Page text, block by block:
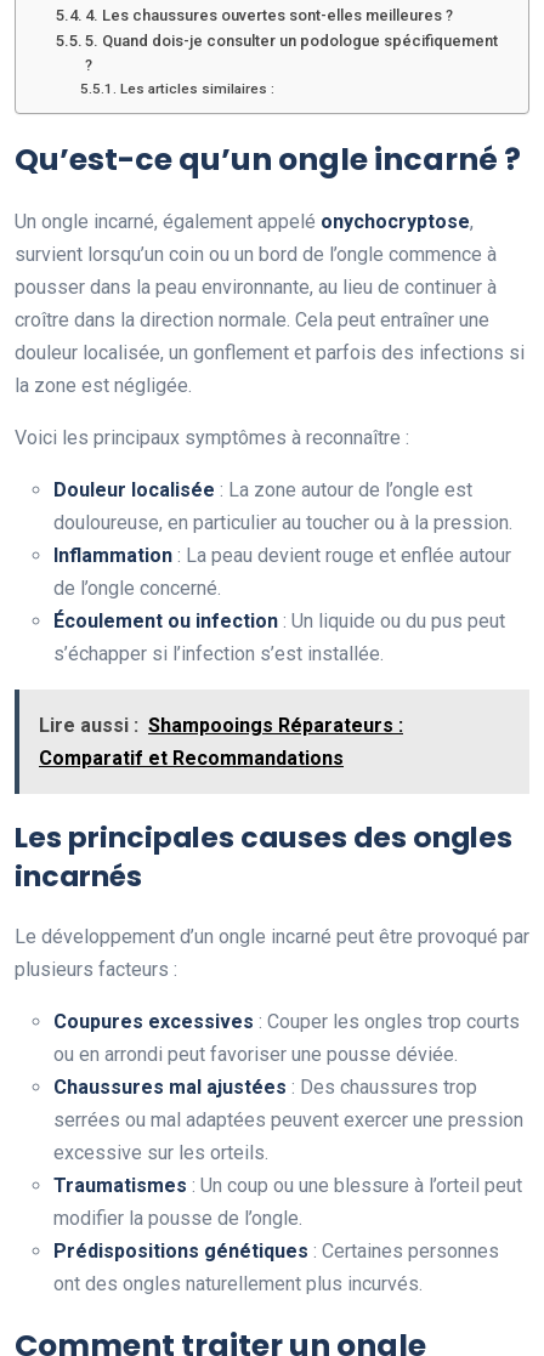
4. Les chaussures ouvertes sont-elles meilleures ?
5. Quand dois-je consulter un podologue spécifiquement
?
Les articles similaires :
Qu’est-ce qu’un ongle incarné ?
Un ongle incarné, également appelé onychocryptose,
survient lorsqu’un coin ou un bord de l’ongle commence à
pousser dans la peau environnante, au lieu de continuer à
croître dans la direction normale. Cela peut entraîner une
douleur localisée, un gonflement et parfois des infections si
la zone est négligée.
Voici les principaux symptômes à reconnaître :
Douleur localisée : La zone autour de l’ongle est
douloureuse, en particulier au toucher ou à la pression.
Inflammation : La peau devient rouge et enflée autour
de l’ongle concerné.
Écoulement ou infection : Un liquide ou du pus peut
s’échapper si l’infection s’est installée.
Lire aussi : Shampooings Réparateurs :
Comparatif et Recommandations
Les principales causes des ongles
incarnés
Le développement d’un ongle incarné peut être provoqué par
plusieurs facteurs :
Coupures excessives : Couper les ongles trop courts
ou en arrondi peut favoriser une pousse déviée.
Chaussures mal ajustées : Des chaussures trop
serrées ou mal adaptées peuvent exercer une pression
excessive sur les orteils.
Traumatismes : Un coup ou une blessure à l’orteil peut
modifier la pousse de l’ongle.
Prédispositions génétiques : Certaines personnes
ont des ongles naturellement plus incurvés.
Comment traiter un ongle